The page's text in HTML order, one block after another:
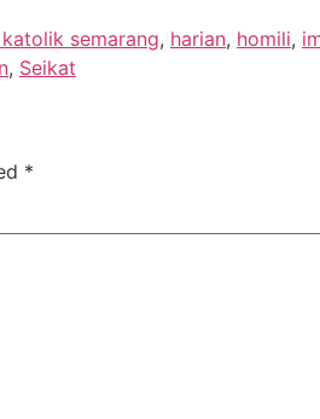
semarang, harian, homili,
, Seikat
*